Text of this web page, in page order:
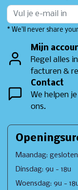
* We'll never share
Mijn
Regel alles
facturen &
Contact
We helpen
ons.
Maandag: gesloten
Dinsdag: 9u - 18u
Woensdag: 9u -